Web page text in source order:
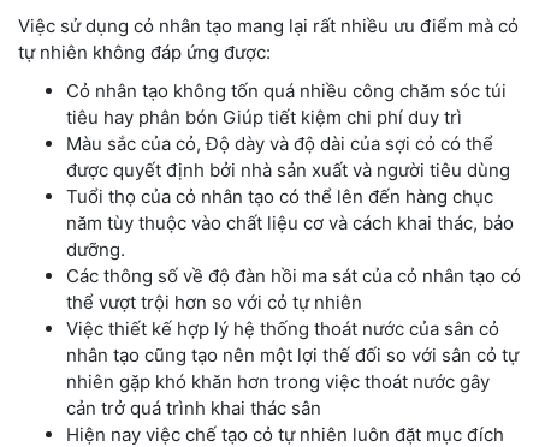
Việc sử dụng cỏ nhân tạo mang lại rất nhiều ưu điểm mà cỏ
tự nhiên không đáp ứng được:
Cỏ nhân tạo không tốn quá nhiều công chăm sóc túi
tiêu hay phân bón Giúp tiết kiệm chi phí duy trì
Màu sắc của cỏ, Độ dày và độ dài của sợi cỏ có thể
được quyết định bởi nhà sản xuất và người tiêu dùng
Tuổi thọ của cỏ nhân tạo có thể lên đến hàng chục
năm tùy thuộc vào chất liệu cơ và cách khai thác, bảo
dưỡng.
Các thông số về độ đàn hồi ma sát của cỏ nhân tạo có
thể vượt trội hơn so với cỏ tự nhiên
Việc thiết kế hợp lý hệ thống thoát nước của sân cỏ
nhân tạo cũng tạo nên một lợi thế đối so với sân cỏ tự
nhiên gặp khó khăn hơn trong việc thoát nước gây
cản trở quá trình khai thác sân
Hiện nay việc chế tạo cỏ tự nhiên luôn đặt mục đích